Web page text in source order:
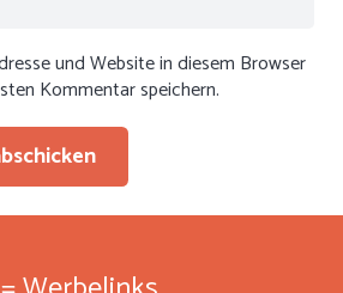
und Website in diesem Browser
Kommentar speichern.